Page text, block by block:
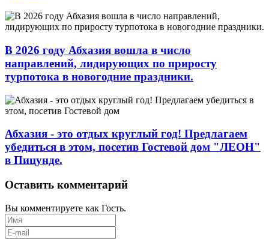
В 2026 году Абхазия вошла в число
направлений, лидирующих по приросту
турпотока в новогодние праздники.
Абхазия - это отдых круглый год! Предлагаем
убедиться в этом, посетив Гостевой дом "ЛЕОН"
в Пицунде.
Оставить комментарий
Вы комментируете как Гость.